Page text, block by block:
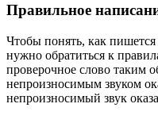
Правильное
Чтобы понять, как
нужно обратиться к
проверочное слово таким
непроизносимым звуком
непроизносимый звук